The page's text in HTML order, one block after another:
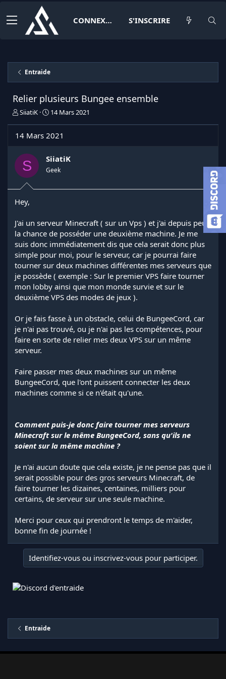
CONNEXION S'INSCRIRE
Entraide
Relier plusieurs Bungee ensemble
I
t
a
e
u
d
l
d
i
s
c
u
s
i
n
SiiatiK
D
e
e
é
14 Mars 2021
14 Mars 2021
S SiiatiK
Geek
Hey,
J'ai un serveur Minecraft ( sur un Vps ) et j'ai depuis peu
la chance de posséder une deuxième machine. Je me
suis donc immédiatement dis que cela serait donc plus
simple pour moi, pour le serveur, car je pourrai faire
tourner sur deux machines différentes mes serveurs que
je possède ( exemple : Sur le premier VPS faire tourner
mon lobby ainsi que mon monde survie et sur le
deuxième VPS des modes de jeux ).
Or je fais fasse à un obstacle, celui de BungeeCord, car
je n'ai pas trouvé, ou je n'ai pas les compétences, pour
faire en sorte de relier mes deux VPS sur un même
serveur.
Faire passer mes deux machines sur un même
BungeeCord, que l'ont puissent connecter les deux
machines comme si ce n'était qu'une.
Comment puis-je donc faire tourner mes serveurs
Minecraft sur le même BungeeCord, sans qu'ils ne
soient sur la même machine ?
Je n'ai aucun doute que cela existe, je ne pense pas que il
serait possible pour des gros serveurs Minecraft, de
faire tourner les dizaines, centaines, milliers pour
certains, de serveur sur une seule machine.
Merci pour ceux qui prendront le temps de m'aider,
bonne fin de journée !
Identifiez-vous ou inscrivez-vous pour participer.
Entraide